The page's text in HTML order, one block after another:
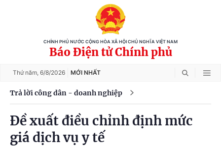
CHÍNH PHỦ NƯỚC CỘNG HÒA XÃ HỘI CHỦ NGHĨA VIỆT NAM
Báo Điện tử Chính phủ
Thứ năm, 6/8/2026 MỚI NHẤT
Trả lời công dân - doanh nghiệp
Đề xuất điều chỉnh định mức
giá dịch vụ y tế